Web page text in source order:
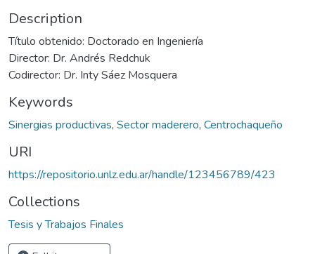
Description
Título obtenido: Doctorado en Ingeniería
Director: Dr. Andrés Redchuk
Codirector: Dr. Inty Sáez Mosquera
Keywords
Sinergias productivas, Sector maderero, Centrochaqueño
URI
https://repositorio.unlz.edu.ar/handle/123456789/423
Collections
Tesis y Trabajos Finales